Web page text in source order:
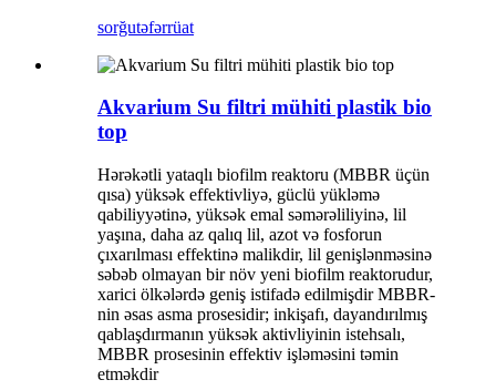
sorğutəfərrüat
Akvarium Su filtri mühiti plastik bio
top
Hərəkətli yataqlı biofilm reaktoru (MBBR üçün
qısa) yüksək effektivliyə, güclü yükləmə
qabiliyyətinə, yüksək emal səmərəliliyinə, lil
yaşına, daha az qalıq lil, azot və fosforun
çıxarılması effektinə malikdir, lil genişlənməsinə
səbəb olmayan bir növ yeni biofilm reaktorudur,
xarici ölkələrdə geniş istifadə edilmişdir MBBR-
nin əsas asma prosesidir; inkişafı, dayandırılmış
qablaşdırmanın yüksək aktivliyinin istehsalı,
MBBR prosesinin effektiv işləməsini təmin
etməkdir